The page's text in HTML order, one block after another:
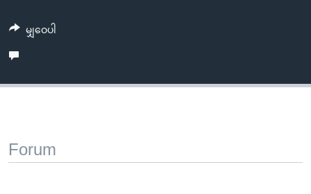
မျှဝေပါ
Forum